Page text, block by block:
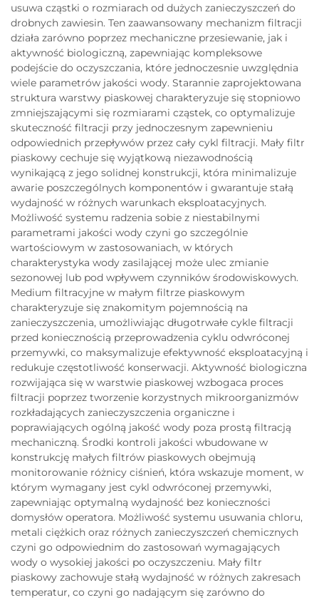
usuwa cząstki o rozmiarach od dużych zanieczyszczeń do
drobnych zawiesin. Ten zaawansowany mechanizm filtracji
działa zarówno poprzez mechaniczne przesiewanie, jak i
aktywność biologiczną, zapewniając kompleksowe
podejście do oczyszczania, które jednoczesnie uwzględnia
wiele parametrów jakości wody. Starannie zaprojektowana
struktura warstwy piaskowej charakteryzuje się stopniowo
zmniejszającymi się rozmiarami cząstek, co optymalizuje
skuteczność filtracji przy jednoczesnym zapewnieniu
odpowiednich przepływów przez cały cykl filtracji. Mały filtr
piaskowy cechuje się wyjątkową niezawodnością
wynikającą z jego solidnej konstrukcji, która minimalizuje
awarie poszczególnych komponentów i gwarantuje stałą
wydajność w różnych warunkach eksploatacyjnych.
Możliwość systemu radzenia sobie z niestabilnymi
parametrami jakości wody czyni go szczególnie
wartościowym w zastosowaniach, w których
charakterystyka wody zasilającej może ulec zmianie
sezonowej lub pod wpływem czynników środowiskowych.
Medium filtracyjne w małym filtrze piaskowym
charakteryzuje się znakomitym pojemnością na
zanieczyszczenia, umożliwiając długotrwałe cykle filtracji
przed koniecznością przeprowadzenia cyklu odwróconej
przemywki, co maksymalizuje efektywność eksploatacyjną i
redukuje częstotliwość konserwacji. Aktywność biologiczna
rozwijająca się w warstwie piaskowej wzbogaca proces
filtracji poprzez tworzenie korzystnych mikroorganizmów
rozkładających zanieczyszczenia organiczne i
poprawiających ogólną jakość wody poza prostą filtracją
mechaniczną. Środki kontroli jakości wbudowane w
konstrukcję małych filtrów piaskowych obejmują
monitorowanie różnicy ciśnień, która wskazuje moment, w
którym wymagany jest cykl odwróconej przemywki,
zapewniając optymalną wydajność bez konieczności
domysłów operatora. Możliwość systemu usuwania chloru,
metali ciężkich oraz różnych zanieczyszczeń chemicznych
czyni go odpowiednim do zastosowań wymagających
wody o wysokiej jakości po oczyszczeniu. Mały filtr
piaskowy zachowuje stałą wydajność w różnych zakresach
temperatur, co czyni go nadającym się zarówno do